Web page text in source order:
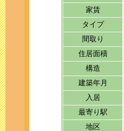
家賃
タイプ
間取り
住居面積
構造
建築年月
入居
最寄り駅
地区